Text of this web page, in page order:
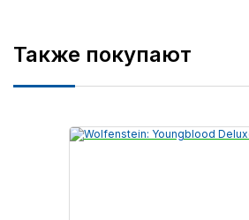
Также покупают